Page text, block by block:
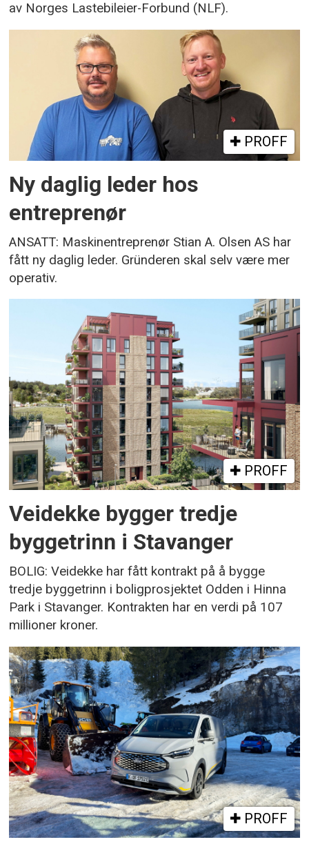
av Norges Lastebileier-Forbund (NLF).
PROFF
Ny daglig leder hos
entreprenør
ANSATT: Maskinentreprenør Stian A. Olsen AS har
fått ny daglig leder. Gründeren skal selv være mer
operativ.
PROFF
Veidekke bygger tredje
byggetrinn i Stavanger
BOLIG: Veidekke har fått kontrakt på å bygge
tredje byggetrinn i boligprosjektet Odden i Hinna
Park i Stavanger. Kontrakten har en verdi på 107
millioner kroner.
PROFF